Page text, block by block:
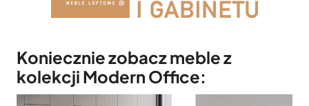
Koniecznie zobacz meble z
kolekcji Modern Office: